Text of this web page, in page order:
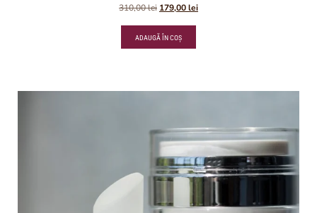
310,00lei 179,00lei
ADAUGĂ ÎN COȘ